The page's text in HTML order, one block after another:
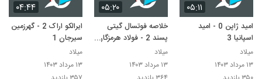
۰۵:۱۱
امید ژاپن 0 - امید
اسپانیا 3
میلاد
۱۳ مرداد ۱۴۰۳
۰۵:۲۰
خلاصه فوتسال گیتی
پسند 2 - فولاد هرمزگان
1
میلاد
۱۳ مرداد ۱۴۰۳
۰۴:۴۴
ایرالکو اراک 2 - گهرزمین
سیرجان 1
میلاد
۱۳ مرداد ۱۴۰۳